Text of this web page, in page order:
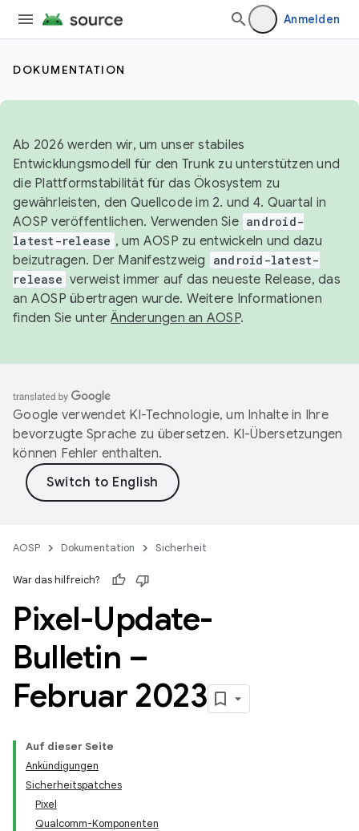
Anmelden
DOKUMENTATION
Ab 2026 werden wir, um unser stabiles
Entwicklungsmodell für den Trunk zu unterstützen und
die Plattformstabilität für das Ökosystem zu
gewährleisten, den Quellcode im 2. und 4. Quartal in
AOSP veröffentlichen. Verwenden Sie android-
latest-release , um AOSP zu entwickeln und dazu
beizutragen. Der Manifestzweig
android-latest-
release verweist immer auf das neueste Release, das
an AOSP übertragen wurde. Weitere Informationen
finden Sie unterÄnderungen an AOSP.
Google verwendet KI-Technologie, um Inhalte in Ihre
bevorzugte Sprache zu übersetzen. KI-Übersetzungen
können Fehler enthalten.
AOSP Dokumentation Sicherheit
War das hilfreich?
Pixel-Update-
Bulletin –
Februar 2023
Auf dieser Seite
Ankündigungen
Sicherheitspatches
Pixel
Qualcomm-Komponenten